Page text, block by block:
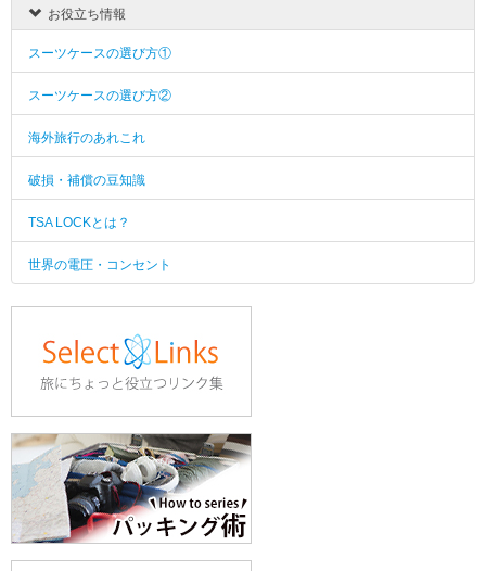
お役立ち情報
スーツケースの選び方①
スーツケースの選び方②
海外旅行のあれこれ
破損・補償の豆知識
TSA LOCKとは？
世界の電圧・コンセント